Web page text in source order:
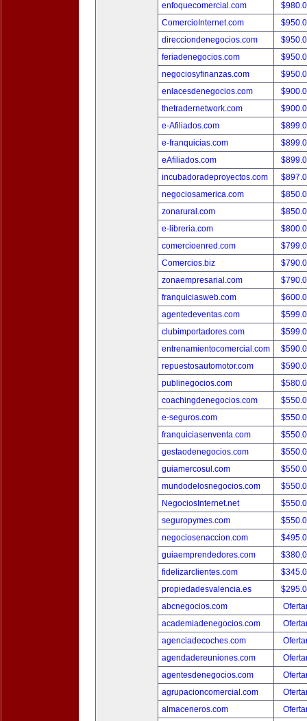
enfoquecomercial.com
ComercioInternet.com
direcciondenegocios.com
feriadenegocios.com
negociosyfinanzas.com
enlacesdenegocios.com
thetradernetwork.com
e-Afiliados.com
e-franquicias.com
eAfiliados.com
incubadoradeproyectos.com
negociosamerica.com
zonarural.com
e-libreria.com
comercioenred.com
Comercios.biz
zonaempresarial.com
franquiciasweb.com
agentedeventas.com
clubimportadores.com
entrenamientocomercial.com
repuestosautomotor.com
publinegocios.com
coachingdenegocios.com
e-seguros.com
franquiciasenventa.com
gestaodenegocios.com
guiamercosul.com
mundodelosnegocios.com
NegociosInternet.net
seguropymes.com
negociosenaccion.com
guiaemprendedores.com
fidelizarclientes.com
propiedadesvalencia.es
abcnegocios.com
academiadenegocios.com
agenciadecoches.com
agendadereuniones.com
agentesdenegocios.com
agrupacioncomercial.com
almaceneros.com